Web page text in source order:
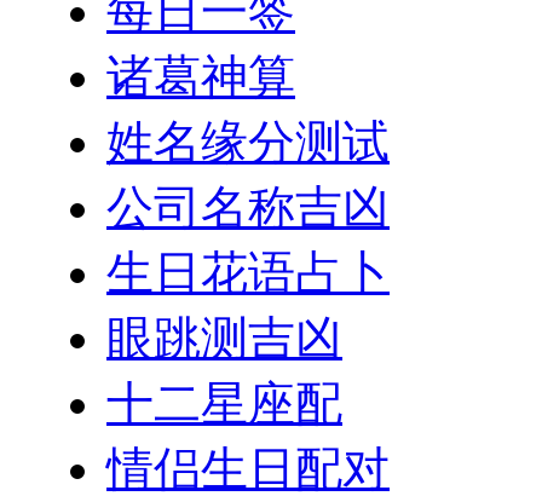
每日一签
诸葛神算
姓名缘分测试
公司名称吉凶
生日花语占卜
眼跳测吉凶
十二星座配
情侣生日配对